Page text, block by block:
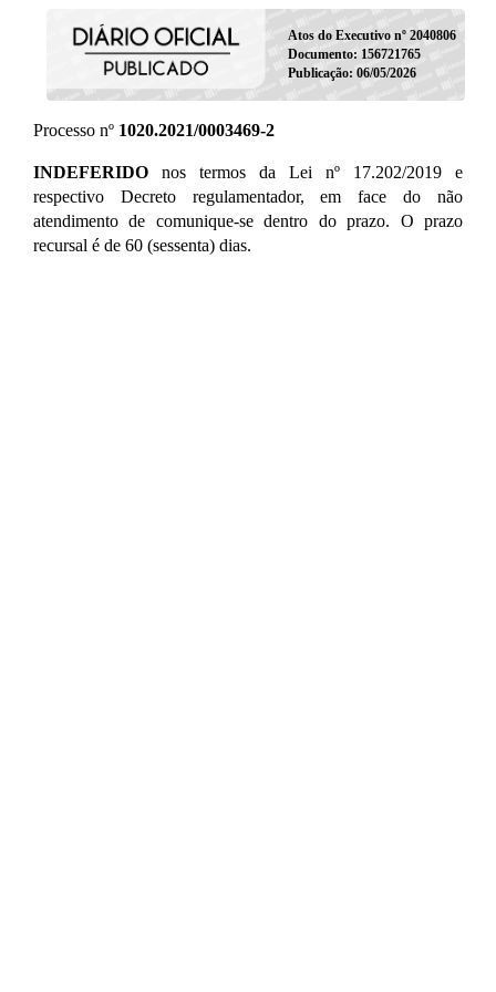
Atos do Executivo nº 2040806
Documento: 156721765
Publicação: 06/05/2026
Processo nº 1020.2021/0003469-2
INDEFERIDOnos termos da Lei nº 17.202/2019 e
respectivo Decreto regulamentador, em face do não
atendimento de comunique-se dentro do prazo. O prazo
recursal é de 60 (sessenta) dias.